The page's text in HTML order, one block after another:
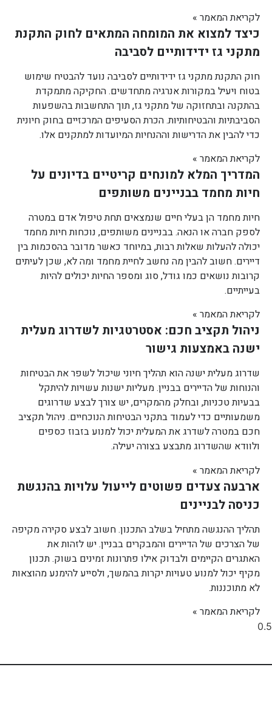
לקריאת המאמר »
כיצד למצוא את המומחה המתאים לחוק התקנת
מתקני גז ידידותיים לסביבה
חוק התקנת מתקני גז ידידותיים לסביבה נועד להבטיח שימוש
בטוח ויעיל במקורות אנרגיה מתחדשים. החקיקה מתמקדת
בהתקנה ובתחזוקה של מתקני גז, תוך התחשבות בהשפעות
הסביבתיות והבטיחותיות. הכרת הסעיפים המרכזיים בחוק חיונית
כדי להבין את הדרישות וההנחיות המיועדות למתקנים אלו.
לקריאת המאמר »
המדריך המלא למונחים קריטיים בדיונים על
חיות מחמד בבניינים משותפים
חיות מחמד הן בעלי חיים שנמצאים תחת טיפול אדם במטרה
לספק חברה או הנאה. בבניינים משותפים, נוכחות חיות מחמד
יכולה להעלות שאלות רבות, במיוחד כאשר מדובר בהסכמות בין
דיירים. חשוב להבין מה נחשב לחיית מחמד ומה לא, שכן לעיתים
קרובות נושאים כמו גודל, סוג ומספר החיות יכולים להיות
בעייתיים.
לקריאת המאמר »
ניהול תקציב חכם: אסטרטגיות לשדרוג מעלית
ישנה באמצעות גישור
שדרוג מעלית ישנה הוא תהליך חיוני שיכול לשפר את הבטיחות
והנוחות של הדיירים בבניין. מעליות ישנות עשויות להיתקל
בבעיות טכניות, ובחלק מהמקרים, יש צורך לבצע שדרוגים
משמעותיים כדי לעמוד בתקני הבטיחות הנוכחיים. ניהול תקציב
חכם במטרה לשדרג את המעלית יכול למנוע בזבוז כספים
ולוודא שהשדרוג מתבצע בצורה יעילה.
לקריאת המאמר »
ארבעה צעדים פשוטים לייעול עלויות בהנגשת
כניסה לבניינים
תהליך ההנגשה מתחיל בשלב התכנון. חשוב לבצע סקירה מקיפה
של הצרכים של הדיירים והמבקרים בבניין. יש לזהות את
האתגרים הקיימים ולבדוק אילו פתרונות זמינים בשוק. תכנון
מקיף יכול למנוע טעויות יקרות בהמשך, ולסייע להימנע מהוצאות
לא מתוכננות.
לקריאת המאמר »